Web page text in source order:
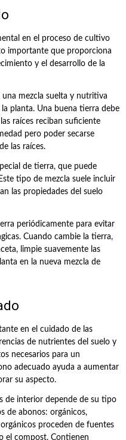
en el proceso de cultivo
importante que proporciona
y el desarrollo de la
mezcla suelta y nutritiva
planta. Una buena tierra debe
raíces reciban suficiente
pero poder secarse
las raíces.
de tierra, que puede
tipo de mezcla suele incluir
las propiedades del suelo
periódicamente para evitar
Cuando cambie la tierra,
limpie suavemente las
en la nueva mezcla de
en el cuidado de las
de nutrientes del suelo y
necesarios para un
adecuado ayuda a aumentar
su aspecto.
de interior depende de su tipo
de abonos: orgánicos,
proceden de fuentes
el compost. Contienen